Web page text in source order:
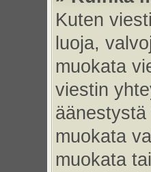
Kuten
luoja,
muokata
viestin
muokata
muokata